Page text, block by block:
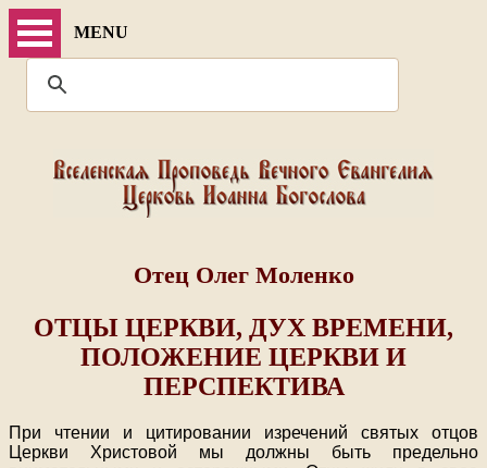
MENU
Отец Олег Моленко
ОТЦЫ ЦЕРКВИ, ДУХ ВРЕМЕНИ,
ПОЛОЖЕНИЕ ЦЕРКВИ И
ПЕРСПЕКТИВА
При чтении и цитировании изречений святых отцов
Церкви Христовой мы должны быть предельно